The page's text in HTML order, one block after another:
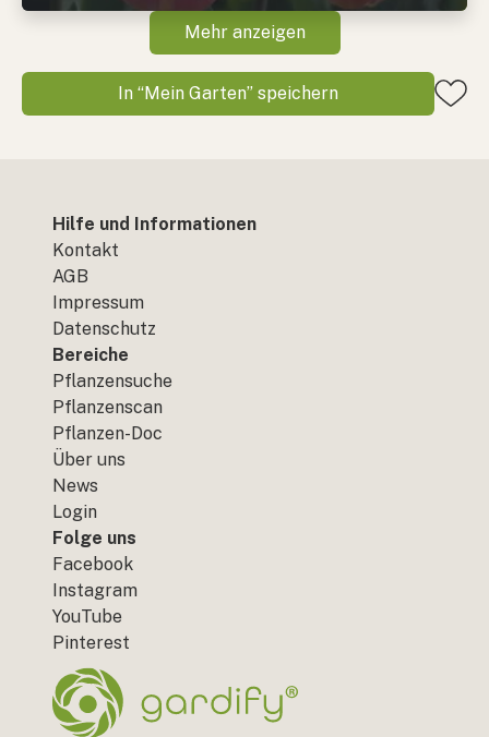
Mehr anzeigen
In “Mein Garten” speichern
Hilfe und Informationen
Kontakt
AGB
Impressum
Datenschutz
Bereiche
Pflanzensuche
Pflanzenscan
Pflanzen-Doc
Über uns
News
Login
Folge uns
Facebook
Instagram
YouTube
Pinterest